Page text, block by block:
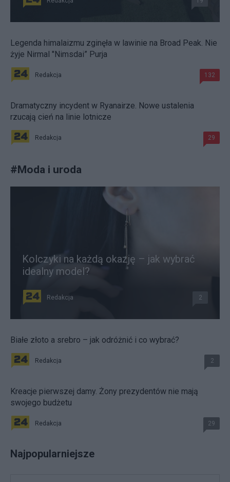
Legenda himalaizmu zginęła w lawinie na Broad Peak. Nie
żyje Nirmal "Nimsdai” Purja
Redakcja 132
Dramatyczny incydent w Ryanairze. Nowe ustalenia
rzucają cień na linie lotnicze
Redakcja 29
#Moda i uroda
Kolczyki na każdą okazję – jak wybrać
idealny model?
Redakcja 2
Białe złoto a srebro – jak odróżnić i co wybrać?
Redakcja 2
Kreacje pierwszej damy. Żony prezydentów nie mają
swojego budżetu
Redakcja 29
Najpopularniejsze